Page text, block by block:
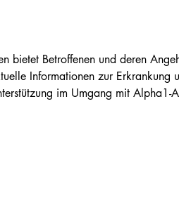
bietet Betroffenen und deren
Informationen zur Erkrankung
im Umgang mit Alpha1-